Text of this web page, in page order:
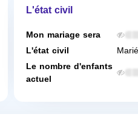
L'état civil
Mon mariage sera
L'état civil
Marié
Le nombre d'enfants
actuel